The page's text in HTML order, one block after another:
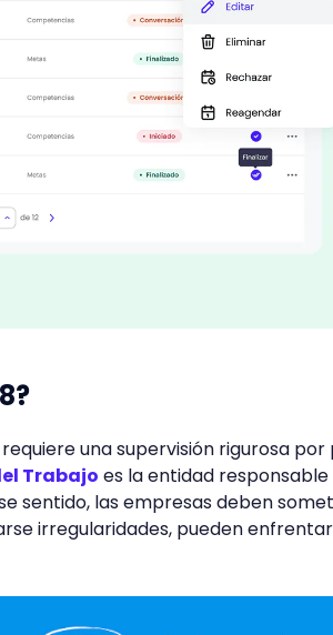
una supervisión rigurosa
Trabajo es la entidad responsable
sentido, las empresas deben
irregularidades, pueden enfrentar